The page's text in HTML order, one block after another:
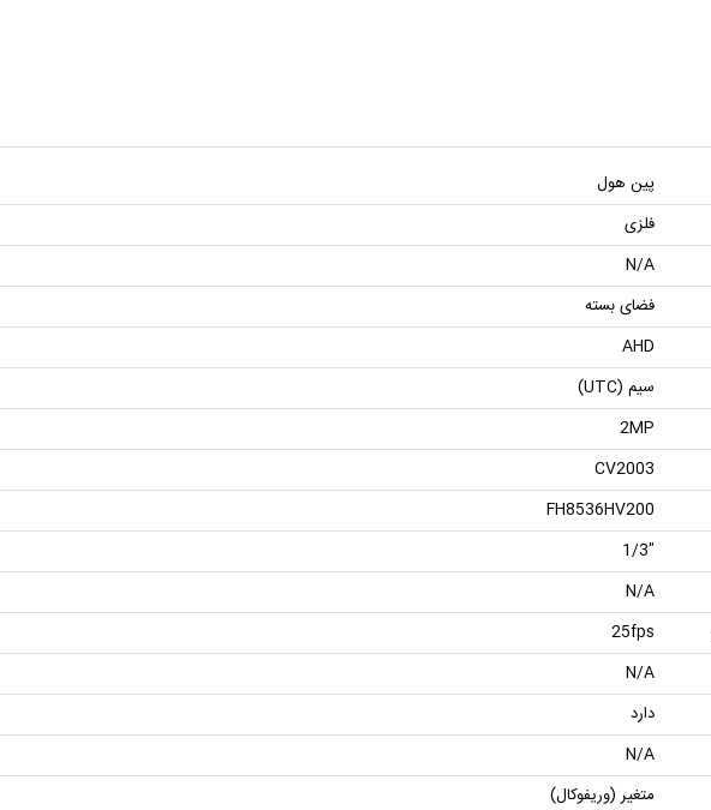
پین هول
فلزی
N/A
فضای بسته
AHD
سیم (UTC)
2MP
CV2003
FH8536HV200
"1/3
N/A
25fps
N/A
دارد
N/A
متغیر (وریفوکال)